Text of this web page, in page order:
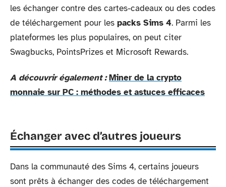
les échanger contre des cartes-cadeaux ou des codes
de téléchargement pour les packs Sims 4. Parmi les
plateformes les plus populaires, on peut citer
Swagbucks, PointsPrizes et Microsoft Rewards.
A découvrir également : Miner de la crypto
monnaie sur PC : méthodes et astuces efficaces
Échanger avec d’autres joueurs
Dans la communauté des Sims 4, certains joueurs
sont prêts à échanger des codes de téléchargement